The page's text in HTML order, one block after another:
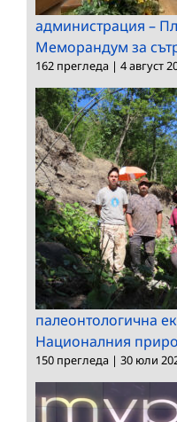
администрация –
Меморандум за
162 прегледа | 4 август
палеонтологична
Националния
150 прегледа | 30 юли